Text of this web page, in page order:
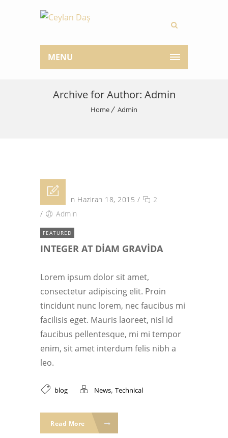
MENU
Archive for Author: Admin
Home Admin
Posted on Haziran 18, 2015 /
2
/
Admin
FEATURED
INTEGER AT DIAM GRAVIDA
Lorem ipsum dolor sit amet,
consectetur adipiscing elit. Proin
tincidunt nunc lorem, nec faucibus mi
facilisis eget. Mauris laoreet, nisl id
faucibus pellentesque, mi mi tempor
enim, sit amet interdum felis nibh a
leo.
blog News, Technical
Read More